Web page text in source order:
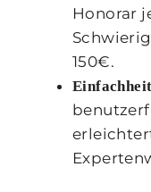
Honorar
150€.